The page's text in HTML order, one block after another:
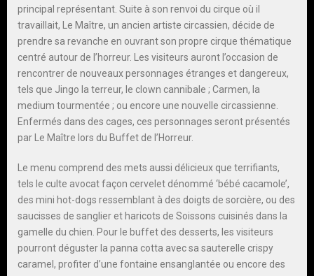
principal représentant. Suite à son renvoi du cirque où il
travaillait, Le Maître, un ancien artiste circassien, décide de
prendre sa revanche en ouvrant son propre cirque thématique
centré autour de l’horreur. Les visiteurs auront l’occasion de
rencontrer de nouveaux personnages étranges et dangereux,
tels que Jingo la terreur, le clown cannibale ; Carmen, la
medium tourmentée ; ou encore une nouvelle circassienne.
Enfermés dans des cages, ces personnages seront présentés
par Le Maître lors du Buffet de l’Horreur.
Le menu comprend des mets aussi délicieux que terrifiants,
tels le culte avocat façon cervelet dénommé ‘bébé cacamole’,
des mini hot-dogs ressemblant à des doigts de sorcière, ou des
saucisses de sanglier et haricots de Soissons cuisinés dans la
gamelle du chien. Pour le buffet des desserts, les visiteurs
pourront déguster la panna cotta avec sa sauterelle crispy
caramel, profiter d’une fontaine ensanglantée ou encore des